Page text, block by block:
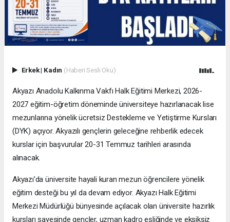
Erkek| Kadın (Haberi Sesli Oku)
Akyazı Anadolu Kalkınma Vakfı Halk Eğitimi Merkezi, 2026-
2027 eğitim-öğretim döneminde üniversiteye hazırlanacak lise
mezunlarına yönelik ücretsiz Destekleme ve Yetiştirme Kursları
(DYK) açıyor. Akyazılı gençlerin geleceğine rehberlik edecek
kurslar için başvurular 20-31 Temmuz tarihleri arasında
alınacak.
Akyazı’da üniversite hayali kuran mezun öğrencilere yönelik
eğitim desteği bu yıl da devam ediyor. Akyazı Halk Eğitimi
Merkezi Müdürlüğü bünyesinde açılacak olan üniversite hazırlık
kursları sayesinde gençler, uzman kadro eşliğinde ve eksiksiz